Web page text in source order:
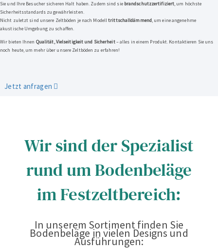
Sie und Ihre Besucher sicheren Halt haben. Zudem sind sie brandschutzzertifiziert, um höchste
Sicherheitsstandards zu gewährleisten.
Nicht zuletzt sind unsere Zeltböden je nach Modelltrittschalldämmend, um eine angenehme
akustische Umgebung zu schaffen.
Wir bieten Ihnen Qualität, Vielseitigkeit und Sicherheit– alles in einem Produkt. Kontaktieren Sie uns
noch heute, um mehr über unsere Zeltböden zu erfahren!
Jetzt anfragen
Wir sind der Spezialist
rund um Bodenbeläge
im Festzeltbereich:
In unserem Sortiment finden Sie
Bodenbeläge in vielen Designs und
Ausführungen: